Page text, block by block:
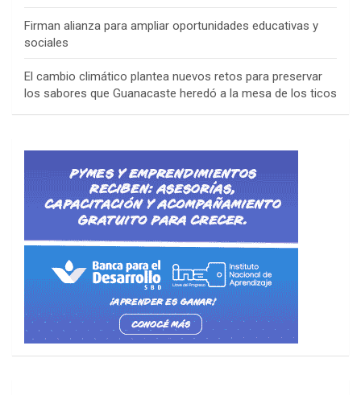
Firman alianza para ampliar oportunidades educativas y
sociales
El cambio climático plantea nuevos retos para preservar
los sabores que Guanacaste heredó a la mesa de los ticos